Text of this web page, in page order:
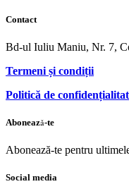
Contact
Bd-ul Iuliu Maniu, Nr. 7,
Termeni și condiții
Politică de
Abonează-te
Abonează-te pentru
Social media